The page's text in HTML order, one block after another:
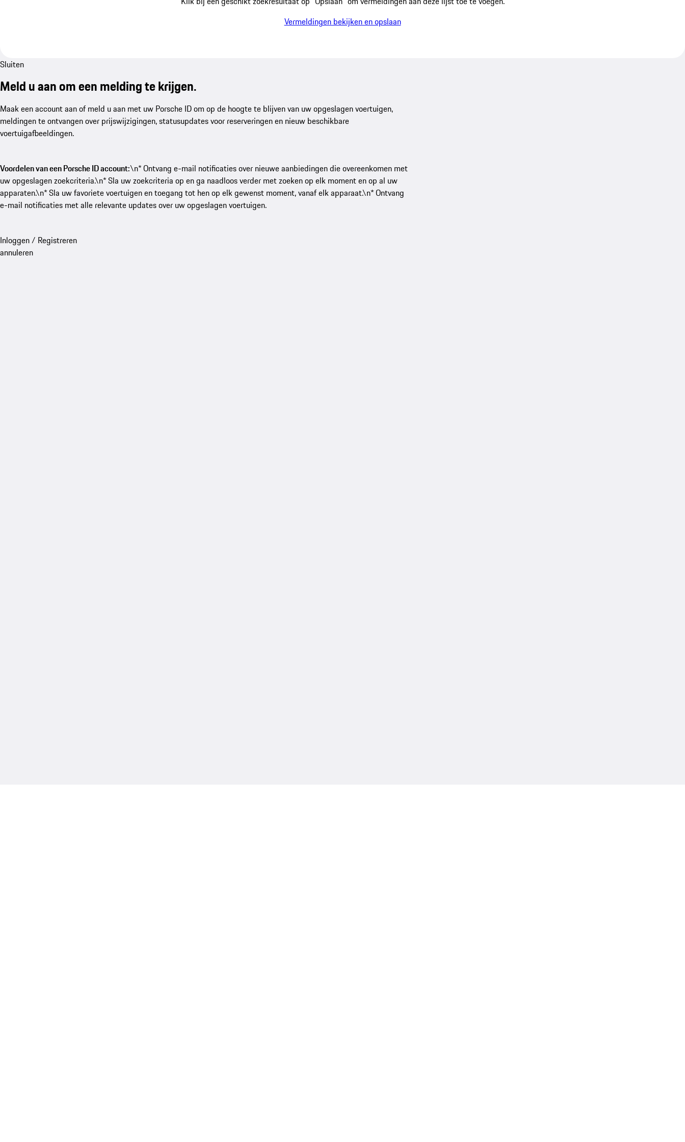
Vermeldingen bekijken en opslaan
Sluiten
Meld u aan om een melding te krijgen.
Maak een account aan of meld u aan met uw Porsche ID om op de hoogte te blijven van uw opgeslagen voertuigen,
meldingen te ontvangen over prijswijzigingen, statusupdates voor reserveringen en nieuw beschikbare
voertuigafbeeldingen.
Voordelen van een Porsche ID account:\n* Ontvang e-mail notificaties over nieuwe aanbiedingen die overeenkomen met
uw opgeslagen zoekcriteria.\n* Sla uw zoekcriteria op en ga naadloos verder met zoeken op elk moment en op al uw
apparaten.\n* Sla uw favoriete voertuigen en toegang tot hen op elk gewenst moment, vanaf elk apparaat.\n* Ontvang
e-mail notificaties met alle relevante updates over uw opgeslagen voertuigen.
Inloggen / Registreren
annuleren